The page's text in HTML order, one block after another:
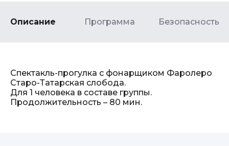
Описание Программа Безопасность
Спектакль-прогулка с фонарщиком Фаролеро
Старо-Татарская слобода.
Для 1 человека в составе группы.
Продолжительность – 80 мин.